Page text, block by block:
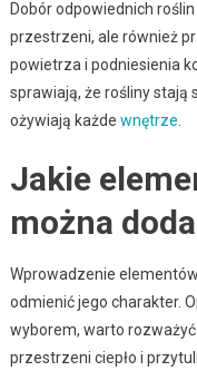
Dobór odpowiednich
przestrzeni, ale również
powietrza i podniesienia
sprawiają, że rośliny stają
ożywiają każde wnętrze
Jakie
można
Wprowadzenie
odmienić jego charakter.
wyborem, warto
przestrzeni ciepło i